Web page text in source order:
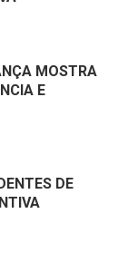
MOSTRA
E
DE